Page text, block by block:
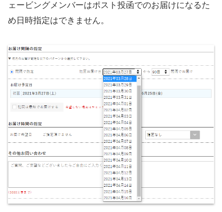
ェービングメンバーはポスト投函でのお届けになるた
め日時指定はできません。